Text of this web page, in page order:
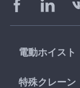
電動ホイスト
特殊クレーン